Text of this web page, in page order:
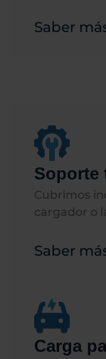
Saber
Soporte
Cubrimos
cargador o
Saber
Carga